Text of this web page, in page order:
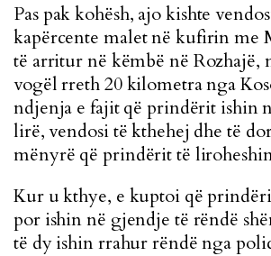
Pas pak kohësh, ajo kishte
kapërcente malet në kufirin me
të arritur në këmbë në Rozhajë,
vogël rreth 20 kilometra nga
ndjenja e fajit që prindërit ishin
lirë, vendosi të kthehej dhe të
mënyrë që prindërit të
Kur u kthye, e kuptoi që
por ishin në gjendje të rëndë
të dy ishin rrahur rëndë nga